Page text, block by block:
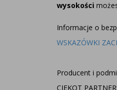
wysokości
Informacje o
WSKAZÓWKI
Producent i
CIEKOT